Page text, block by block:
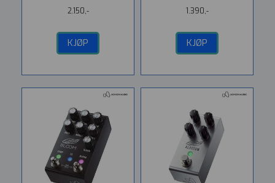
2.150,-
KJØP
1.390,-
KJØP